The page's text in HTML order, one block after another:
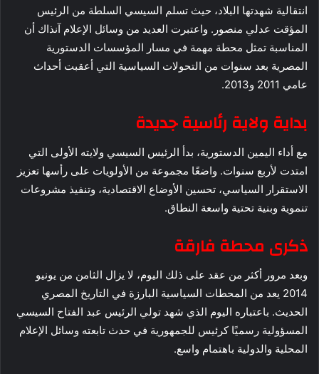
انتقالية شهدتها البلاد، حيث تسلم السيسي السلطة من الرئيس
المؤقت عدلي منصور. واعتبرت العديد من وسائل الإعلام آنذاك أن
المناسبة تمثل محطة مهمة في مسار المؤسسات الدستورية
المصرية بعد سنوات من التحولات السياسية التي أعقبت أحداث
عامي 2011 و2013.
بداية ولاية رئاسية جديدة
مع أداء اليمين الدستورية، بدأ الرئيس السيسي ولايته الأولى التي
امتدت لأربع سنوات. واضعًا مجموعة من الأولويات على رأسها تعزيز
الاستقرار السياسي، تحسين الأوضاع الاقتصادية، وتنفيذ مشروعات
تنموية وبنية تحتية واسعة النطاق.
ذكرى محطة فارقة
وبعد مرور أكثر من عقد على ذلك اليوم، لا يزال الثامن من يونيو
2014 يعد من المحطات السياسية البارزة في التاريخ المصري
الحديث. باعتباره اليوم الذي شهد تولي الرئيس عبد الفتاح السيسي
المسؤولية رسميًا كرئيس للجمهورية في حدث تابعته وسائل الإعلام
المحلية والدولية باهتمام واسع.